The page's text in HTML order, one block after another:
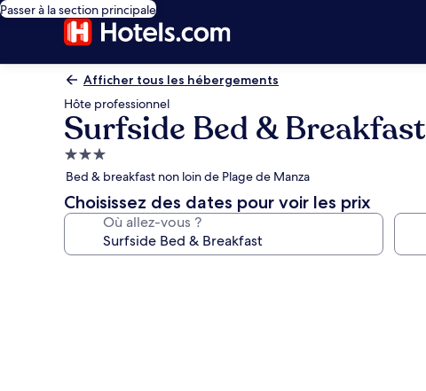
Passer à la section principale
Afficher tous les hébergements
Hôte professionnel
Surfside Bed & Breakfast
Hébergement
3.0 étoiles
Bed & breakfast non loin de Plage de Manza
Choisissez des dates pour voir les prix
Où allez-vous ?